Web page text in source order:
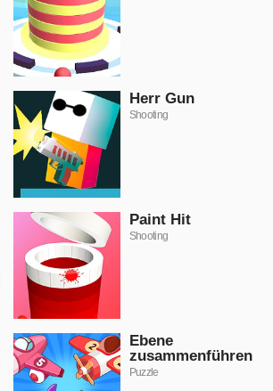
Herr Gun
Shooting
Paint Hit
Shooting
Ebene
zusammenführen
Puzzle